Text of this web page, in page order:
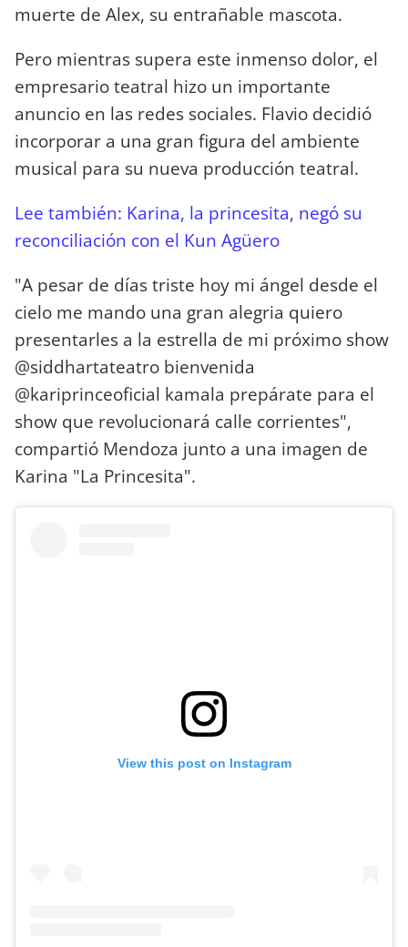
muerte de Alex, su entrañable mascota.
Pero mientras supera este inmenso dolor, el
empresario teatral hizo un importante
anuncio en las redes sociales. Flavio decidió
incorporar a una gran figura del ambiente
musical para su nueva producción teatral.
Lee también: Karina, la princesita, negó su
reconciliación con el Kun Agüero
"A pesar de días triste hoy mi ángel desde el
cielo me mando una gran alegria quiero
presentarles a la estrella de mi próximo show
@siddhartateatro bienvenida
@kariprinceoficial kamala prepárate para el
show que revolucionará calle corrientes",
compartió Mendoza junto a una imagen de
Karina "La Princesita".
View this post on Instagram